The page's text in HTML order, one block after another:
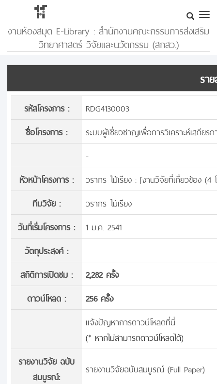
งานห้องสมุด E-Library : สำนักงานคณะกรรมการส่งเสริม
วิทยาศาสตร์ วิจัยและนวัตกรรม (สกสว.)
รา
รหัสโครงการ :
RDG4130003
ชื่อโครงการ :
ระบบผู้เชี่ยวชาญเพื่อการวิเคราะห์เสถียร
-
หัวหน้าโครงการ :
วรากร ไม้เรียง : [งานวิจัยที่เกี่ยวข้อง (4
ทีมวิจัย :
วรากร ไม้เรียง
วันที่เริ่มโครงการ :
1 ม.ค. 2541
วัตถุประสงค์ :
สถิติการเปิดชม :
2,282 ครั้ง
ดาวน์โหลด :
256 ครั้้ง
แจ้งปัญหาการดาวน์โหลดที่นี่
(* หากไม่สามารถดาวน์โหลดได้)
รายงานวิจัย ฉบับ
สมบูรณ์:
รายงานวิจัยฉบับสมบูรณ์ (Full Paper)